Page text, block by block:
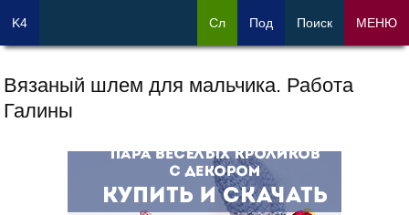
Вязаный шлем для мальчика. Работа
Галины
K4 Сл Под Поиск МЕНЮ